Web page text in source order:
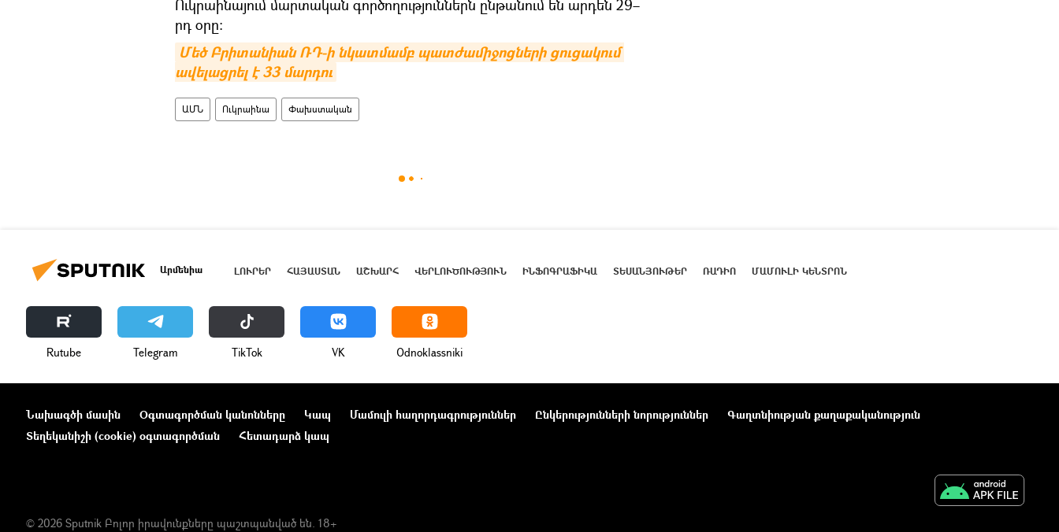
Ուկրաինայում մարտական գործողություններն ընթանում են արդեն 29–
րդ օրը։
Մեծ Բրիտանիան ՌԴ-ի նկատմամբ պատժամիջոցների ցուցակում
ավելացրել է 33 մարդու
ԱՄՆ Ուկրաինա Փախստական
Արմենիա ԼՈՒՐԵՐ ՀԱՅԱՍՏԱՆ ԱՇԽԱՐՀ ՎԵՐԼՈՒԾՈՒԹՅՈՒՆ ԻՆՖՈԳՐԱՖԻԿԱ ՏԵՍԱՆՅՈՒԹԵՐ ՌԱԴԻՈ ՄԱՄՈՒԼԻ ԿԵՆՏՐՈՆ
Rutube Telegram ТikТоk VK Odnoklassniki
Նախագծի մասին Օգտագործման կանոնները Կապ Մամուլի հաղորդագրություններ Ընկերությունների նորություններ
Գաղտնիության քաղաքականություն
Տեղեկանիշի (cookie) օգտագործման
Հետադարձ կապ
© 2026 Sputnik Բոլոր իրավունքները պաշտպանված են. 18+